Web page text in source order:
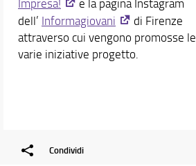
dell’ Informagiovani
di Firenze
attraverso cui vengono promosse le
varie iniziative progetto.
Condividi